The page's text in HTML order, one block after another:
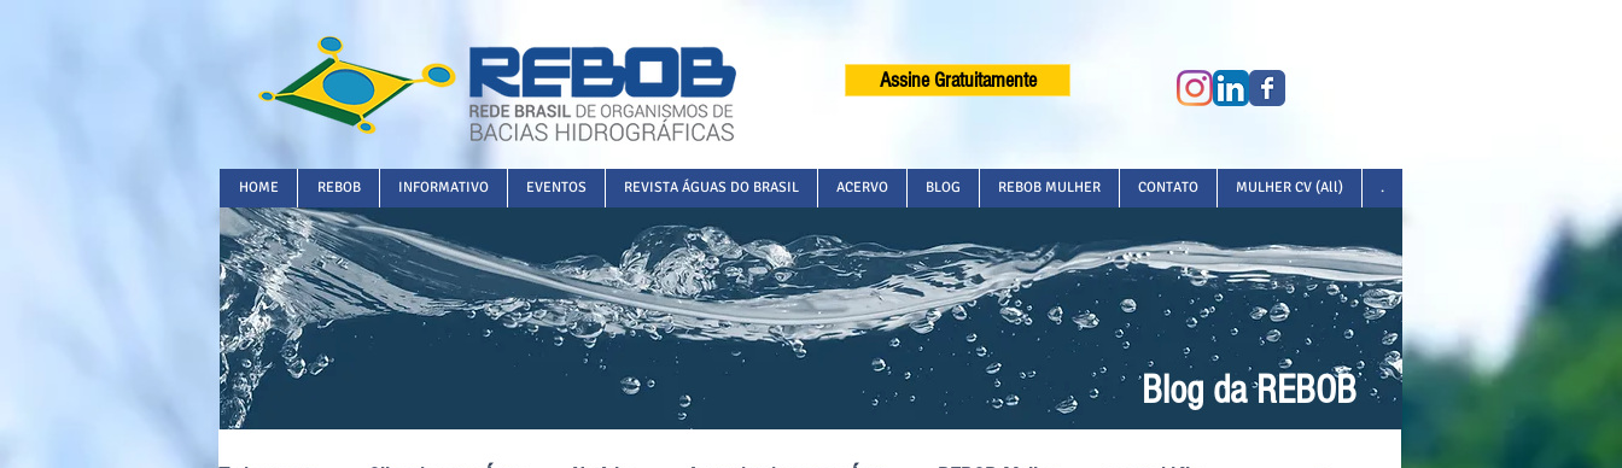
Assine Gratuitamente
HOME REBOB INFORMATIVO EVENTOS REVISTA ÁGUAS DO BRASIL ACERVO BLOG REBOB MULHER CONTATO MULHER CV (All) .
Blog da REBOB